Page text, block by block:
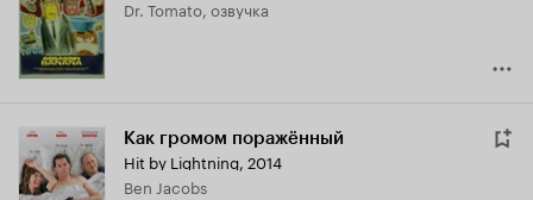
5.6
Dr. Tomato, озвучка
Как громом поражённый
Hit by Lightning, 2014
Ben Jacobs